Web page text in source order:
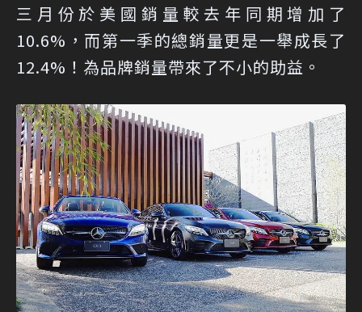
三月份於美國銷量較去年同期增加了
10.6%，而第一季的總銷量更是一舉成長了
12.4%！為品牌銷量帶來了不小的助益。